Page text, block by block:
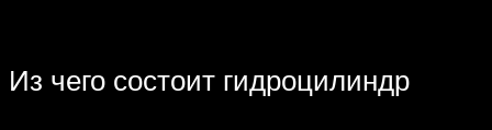
Из чего состоит гидроцилиндр